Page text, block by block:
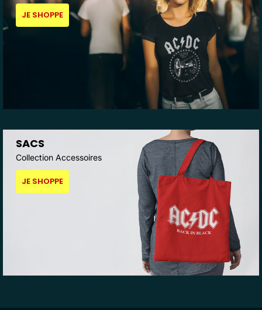
JE SHOPPE
SACS
Collection Accessoires
JE SHOPPE